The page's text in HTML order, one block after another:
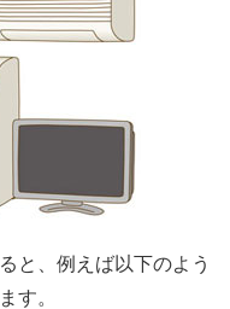
と、例えば以下のよう
す。